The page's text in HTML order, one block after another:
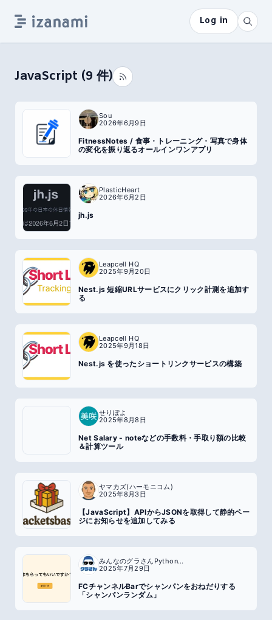
Log in
JavaScript (9 件)
Sou
2026年6月9日
FitnessNotes / 食事・トレーニング・写真で身体
の変化を振り返るオールインワンアプリ
PlasticHeart
2026年6月2日
jh.js
Leapcell HQ
2025年9月20日
Nest.js 短縮URLサービスにクリック計測を追加す
る
Leapcell HQ
2025年9月18日
Nest.js を使ったショートリンクサービスの構築
せりぽよ
2025年8月8日
Net Salary - noteなどの手数料・手取り額の比較
＆計算ツール
ヤマカズ(ハーモニコム)
2025年8月3日
【JavaScript】APIからJSONを取得して静的ペー
ジにお知らせを追加してみる
みんなのグラさんPython全国行脚
2025年7月29日
FCチャンネルBarでシャンパンをおねだりする
「シャンパンランダム」